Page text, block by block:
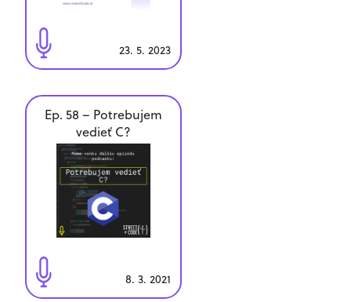
23. 5. 2023
Ep. 58 – Potrebujem
vedieť C?
8. 3. 2021